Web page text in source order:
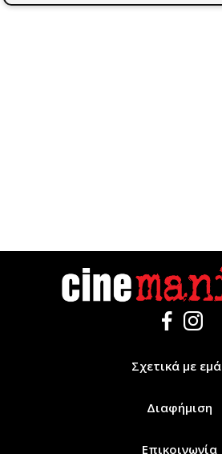
Σχετικά με
Διαφήμιση
Επικοινωνία